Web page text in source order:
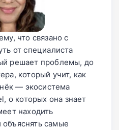
что связано с
от специалиста
решает проблемы, до
который учит, как
— экосистема
о которых она знает
находить
самые